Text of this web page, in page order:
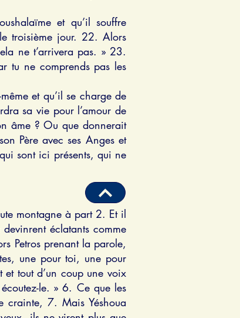
et qu’il souffre
troisième jour. 22. Alors
ne t’arrivera pas. » 23.
tu ne comprends pas les
et qu’il se charge de
sa vie pour l’amour de
âme ? Ou que donnerait
Père avec ses Anges et
sont ici présents, qui ne
montagne à part 2. Et il
éclatants comme
Petros prenant la parole,
une pour toi, une pour
tout d’un coup une voix
le. » 6. Ce que les
crainte, 7. Mais Yéshoua